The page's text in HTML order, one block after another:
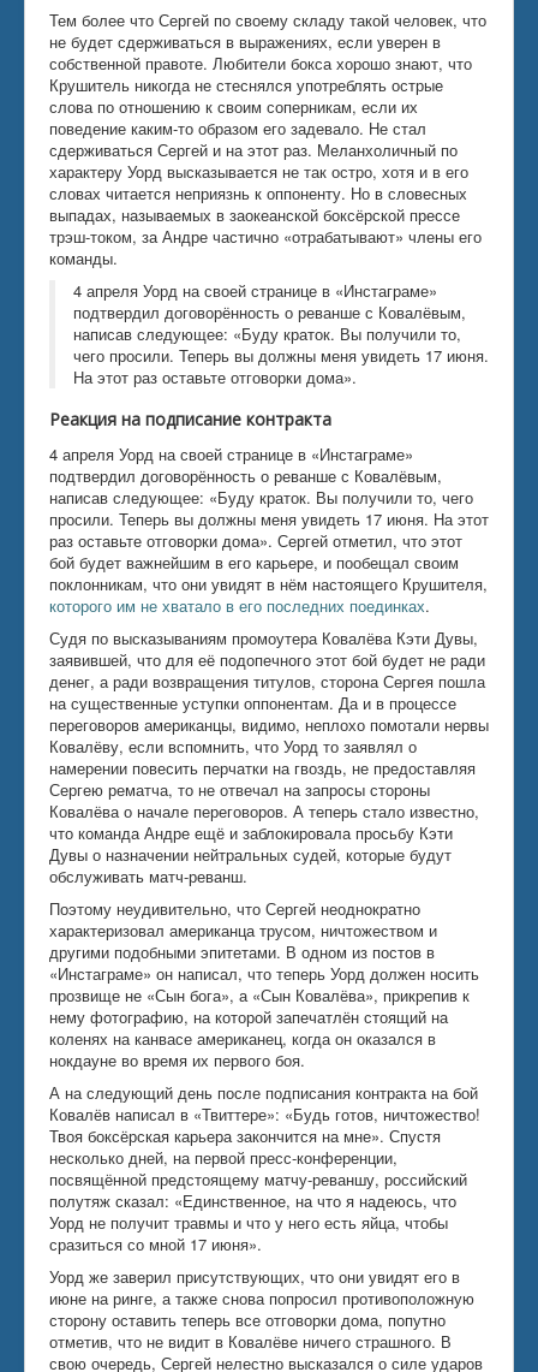
Тем более что Сергей по своему складу такой человек, что
не будет сдерживаться в выражениях, если уверен в
собственной правоте. Любители бокса хорошо знают, что
Крушитель никогда не стеснялся употреблять острые
слова по отношению к своим соперникам, если их
поведение каким-то образом его задевало. Не стал
сдерживаться Сергей и на этот раз. Меланхоличный по
характеру Уорд высказывается не так остро, хотя и в его
словах читается неприязнь к оппоненту. Но в словесных
выпадах, называемых в заокеанской боксёрской прессе
трэш-током, за Андре частично «отрабатывают» члены его
команды.
4 апреля Уорд на своей странице в «Инстаграме»
подтвердил договорённость о реванше с Ковалёвым,
написав следующее: «Буду краток. Вы получили то,
чего просили. Теперь вы должны меня увидеть 17 июня.
На этот раз оставьте отговорки дома».
Реакция на подписание контракта
4 апреля Уорд на своей странице в «Инстаграме»
подтвердил договорённость о реванше с Ковалёвым,
написав следующее: «Буду краток. Вы получили то, чего
просили. Теперь вы должны меня увидеть 17 июня. На этот
раз оставьте отговорки дома». Сергей отметил, что этот
бой будет важнейшим в его карьере, и пообещал своим
поклонникам, что они увидят в нём настоящего Крушителя,
которого им не хватало в его последних поединках.
Судя по высказываниям промоутера Ковалёва Кэти Дувы,
заявившей, что для её подопечного этот бой будет не ради
денег, а ради возвращения титулов, сторона Сергея пошла
на существенные уступки оппонентам. Да и в процессе
переговоров американцы, видимо, неплохо помотали нервы
Ковалёву, если вспомнить, что Уорд то заявлял о
намерении повесить перчатки на гвоздь, не предоставляя
Сергею рематча, то не отвечал на запросы стороны
Ковалёва о начале переговоров. А теперь стало известно,
что команда Андре ещё и заблокировала просьбу Кэти
Дувы о назначении нейтральных судей, которые будут
обслуживать матч-реванш.
Поэтому неудивительно, что Сергей неоднократно
характеризовал американца трусом, ничтожеством и
другими подобными эпитетами. В одном из постов в
«Инстаграме» он написал, что теперь Уорд должен носить
прозвище не «Сын бога», а «Сын Ковалёва», прикрепив к
нему фотографию, на которой запечатлён стоящий на
коленях на канвасе американец, когда он оказался в
нокдауне во время их первого боя.
А на следующий день после подписания контракта на бой
Ковалёв написал в «Твиттере»: «Будь готов, ничтожество!
Твоя боксёрская карьера закончится на мне». Спустя
несколько дней, на первой пресс-конференции,
посвящённой предстоящему матчу-реваншу, российский
полутяж сказал: «Единственное, на что я надеюсь, что
Уорд не получит травмы и что у него есть яйца, чтобы
сразиться со мной 17 июня».
Уорд же заверил присутствующих, что они увидят его в
июне на ринге, а также снова попросил противоположную
сторону оставить теперь все отговорки дома, попутно
отметив, что не видит в Ковалёве ничего страшного. В
свою очередь, Сергей нелестно высказался о силе ударов